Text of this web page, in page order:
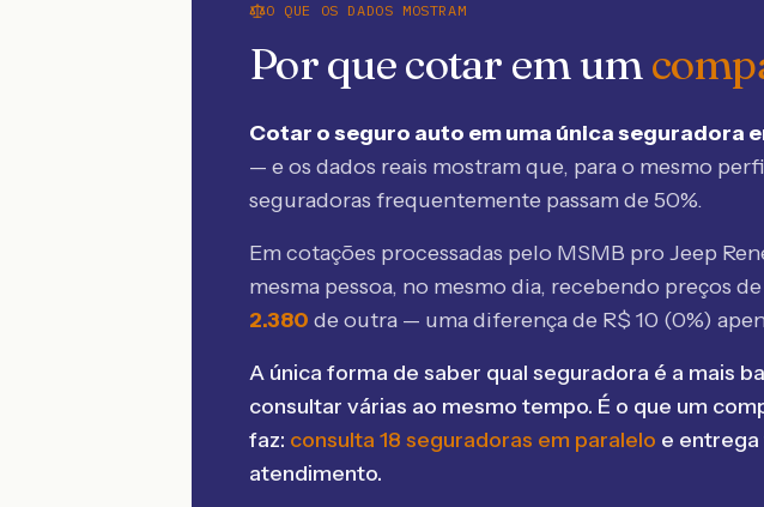
O QUE OS DADOS MOSTRAM
Por que cotar em um
Cotar o seguro auto em uma única seguradora
— e os dados reais mostram que, para o mesmo
seguradoras frequentemente passam de 50%.
Em cotações processadas pelo MSMB pro Jeep
mesma pessoa, no mesmo dia, recebendo preços de
2.380 de outra — uma diferença de R$ 10 (0%)
A única forma de saber qual seguradora é a mais
consultar várias ao mesmo tempo. É o que um
faz: consulta 18 seguradoras em paralelo e entrega
atendimento.